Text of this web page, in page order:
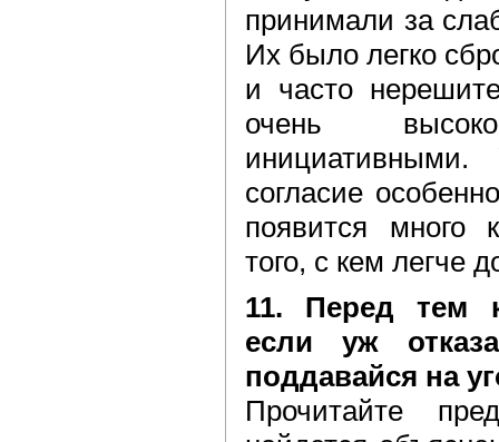
принимали за
Их было легко
и часто
очень
согласие
появится много
того, с кем легче
11. Перед тем
если уж
поддавайся на
Прочитайте